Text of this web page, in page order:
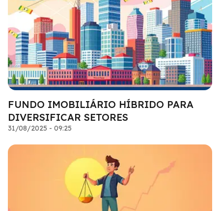
FUNDO IMOBILIÁRIO HÍBRIDO PARA
DIVERSIFICAR SETORES
31/08/2025 - 09:25